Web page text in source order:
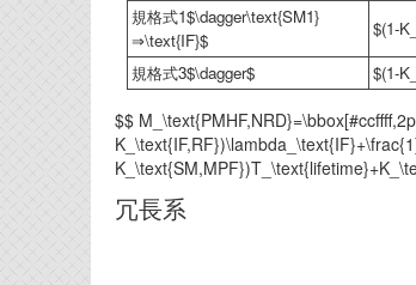
規格式1$\dagger\text{SM1}
⇒\text{IF}$
$(1-
規格式3$\dagger$
$(1-
$$
冗長系